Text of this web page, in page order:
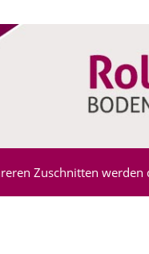
Zuschnitten werden